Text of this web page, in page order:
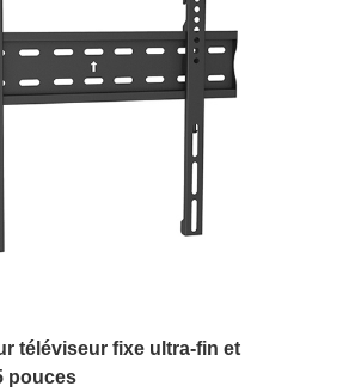
téléviseur fixe ultra-fin et
pouces